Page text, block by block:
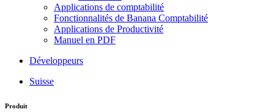
Applications de comptabilité
Fonctionnalités de Banana Comptabilité
Applications de Productivité
Manuel en PDF
Développeurs
Suisse
Produit